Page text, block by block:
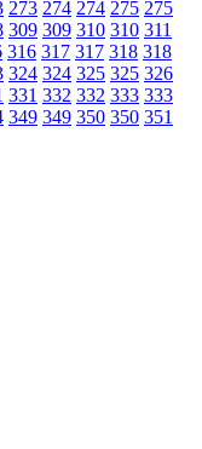
273 274 274 275 275
309 309 310 310 311
316 317 317 318 318
324 324 325 325 326
331 332 332 333 333
349 349 350 350 351